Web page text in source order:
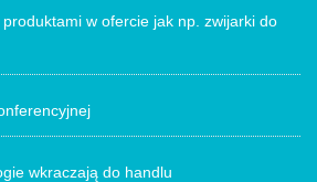
w ofercie jak np. zwijarki do
wkraczają do handlu